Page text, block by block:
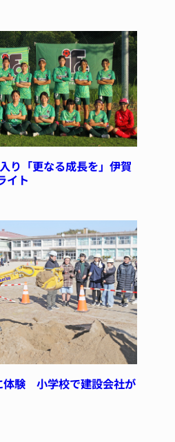
り「更なる成長を」伊賀
イト
体験 小学校で建設会社が